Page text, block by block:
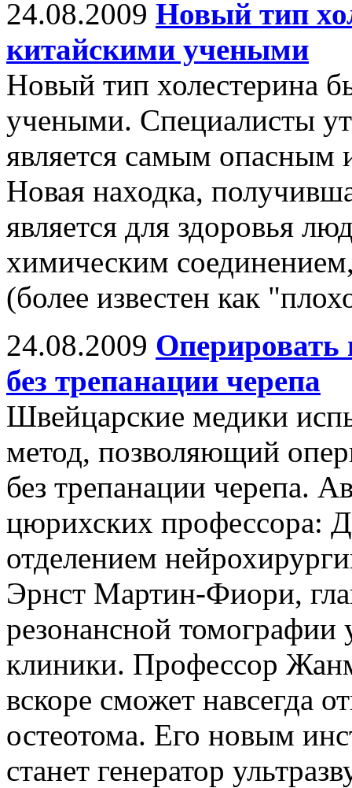
24.08.2009 Новый тип
китайскими учеными
Новый тип холестерина
учеными. Cпециалисты
является самым опасным
Новая находка,
является для здоровья
химическим
(более известен как
24.08.2009 Оперировать
без трепанации черепа
Швейцарские медики
метод, позволяющий
без трепанации черепа.
цюрихских профессора:
отделением
Эрнст Мартин-Фиори,
резонансной томографии
клиники. Профессор
вскоре сможет навсегда
остеотома. Его новым
станет генератор